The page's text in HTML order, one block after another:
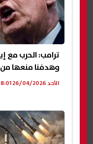
ترامب: الحرب مع
وهدفنا منعها
الأحد 26/04/2026 08:01 م